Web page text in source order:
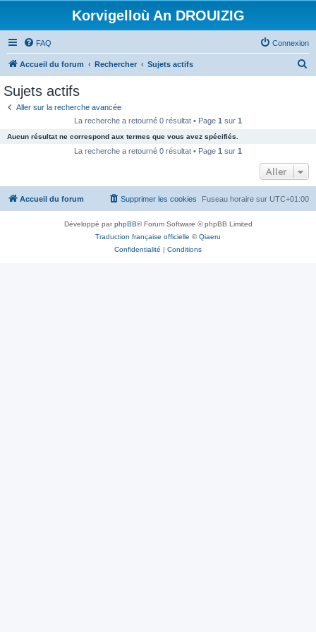
Korvigelloù An DROUIZIG
FAQ Connexion
Accueil du forum Rechercher Sujets actifs
c
e
Sujets actifs
Aller sur la recherche avancée
La recherche a retourné 0 résultat • Page 1 sur 1
Aucun résultat ne correspond aux termes que vous avez spécifiés.
La recherche a retourné 0 résultat • Page 1 sur 1
Aller
Accueil du forum Fuseau horaire sur UTC+01:00
Supprimer les cookies
Développé parphpBB® Forum Software © phpBB Limited
Traduction française officielle ©Qiaeru
Confidentialité | Conditions